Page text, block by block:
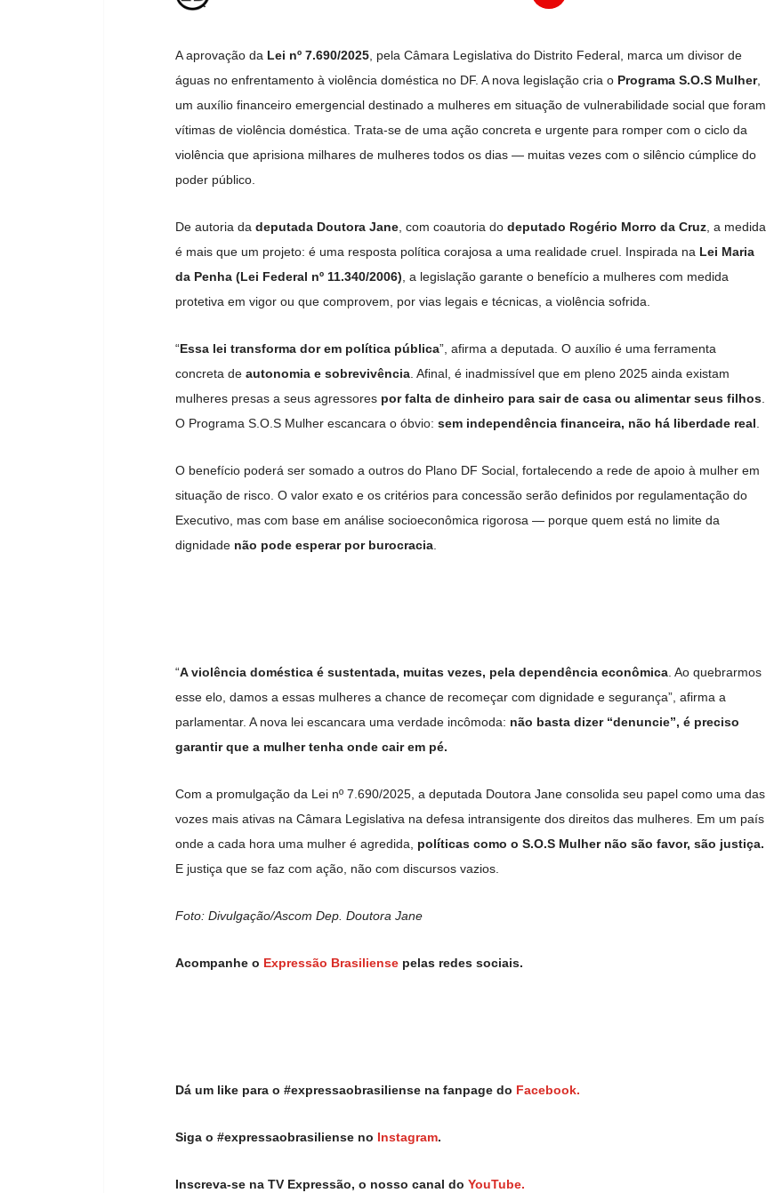
A aprovação da Lei nº 7.690/2025 , pela Câmara Legislativa do Distrito Federal, marca um divisor de
águas no enfrentamento à violência doméstica no DF. A nova legislação cria o Programa S.O.S Mulher,
um auxílio financeiro emergencial destinado a mulheres em situação de vulnerabilidade social que foram
vítimas de violência doméstica. Trata-se de uma ação concreta e urgente para romper com o ciclo da
violência que aprisiona milhares de mulheres todos os dias — muitas vezes com o silêncio cúmplice do
poder público.
De autoria da deputada Doutora Jane , com coautoria do deputado Rogério Morro da Cruz , a medida
é mais que um projeto: é uma resposta política corajosa a uma realidade cruel. Inspirada na Lei Maria
da Penha (Lei Federal nº 11.340/2006) , a legislação garante o benefício a mulheres com medida
protetiva em vigor ou que comprovem, por vias legais e técnicas, a violência sofrida.
“Essa lei transforma dor em política pública”, afirma a deputada. O auxílio é uma ferramenta
concreta de autonomia e sobrevivência . Afinal, é inadmissível que em pleno 2025 ainda existam
mulheres presas a seus agressores por falta de dinheiro para sair de casa ou alimentar seus filhos
O Programa S.O.S Mulher escancara o óbvio: sem independência financeira, não há liberdade real
O benefício poderá ser somado a outros do Plano DF Social, fortalecendo a rede de apoio à mulher em
situação de risco. O valor exato e os critérios para concessão serão definidos por regulamentação do
Executivo, mas com base em análise socioeconômica rigorosa — porque quem está no limite da
dignidade não pode esperar por burocracia
“A violência doméstica é sustentada, muitas vezes, pela dependência econômica . Ao quebrarmos
esse elo, damos a essas mulheres a chance de recomeçar com dignidade e segurança”, afirma a
parlamentar. A nova lei escancara uma verdade incômoda: não basta dizer “denuncie”, é preciso
garantir que a mulher tenha onde cair em pé.
Com a promulgação da Lei nº 7.690/2025, a deputada Doutora Jane consolida seu papel como uma das
vozes mais ativas na Câmara Legislativa na defesa intransigente dos direitos das mulheres. Em um país
onde a cada hora uma mulher é agredida, políticas como o S.O.S Mulher não são favor, são justiça.
E justiça que se faz com ação, não com discursos vazios.
Foto: Divulgação/Ascom Dep. Doutora Jane
Acompanhe o Expressão Brasiliense pelas redes sociais.
Dá um like para o #expressaobrasiliense na fanpage do Facebook.
Siga o #expressaobrasiliense no Instagram.
Inscreva-se na TV Expressão, o nosso canal do YouTube.